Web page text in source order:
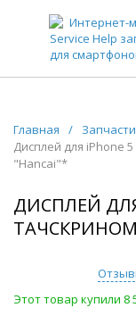
Главная /
Дисплей для iPhone
"Hancai"*
ДИСПЛЕЙ ДЛЯ
ТАЧСКРИНОМ
Этот товар купили 8